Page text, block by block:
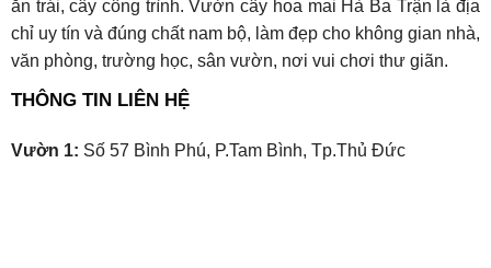
ăn trái, cây công trình. Vườn cây hoa mai Hà Ba Trận là địa
chỉ uy tín và đúng chất nam bộ, làm đẹp cho không gian nhà,
văn phòng, trường học, sân vườn, nơi vui chơi thư giãn.
THÔNG TIN LIÊN HỆ
Vườn 1: Số 57 Bình Phú, P.Tam Bình, Tp.Thủ Đức